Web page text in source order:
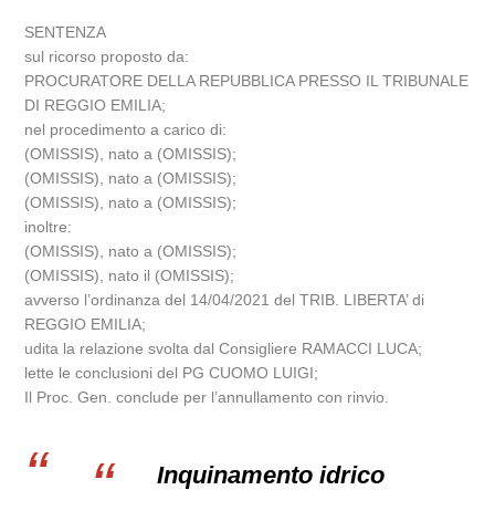
SENTENZA
sul ricorso proposto da:
PROCURATORE DELLA REPUBBLICA PRESSO IL TRIBUNALE
DI REGGIO EMILIA;
nel procedimento a carico di:
(OMISSIS), nato a (OMISSIS);
(OMISSIS), nato a (OMISSIS);
(OMISSIS), nato a (OMISSIS);
inoltre:
(OMISSIS), nato a (OMISSIS);
(OMISSIS), nato il (OMISSIS);
avverso l’ordinanza del 14/04/2021 del TRIB. LIBERTA’ di
REGGIO EMILIA;
udita la relazione svolta dal Consigliere RAMACCI LUCA;
lette le conclusioni del PG CUOMO LUIGI;
Il Proc. Gen. conclude per l’annullamento con rinvio.
Inquinamento idrico